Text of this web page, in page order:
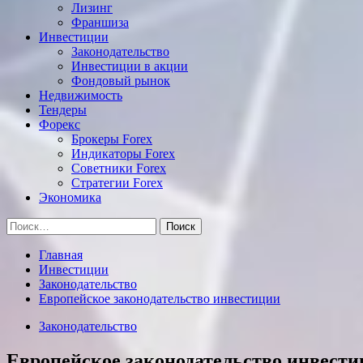
Лизинг
Франшиза
Инвестиции
Законодательство
Инвестиции в акции
Фондовый рынок
Недвижимость
Тендеры
Форекс
Брокеры Forex
Индикаторы Forex
Советники Forex
Стратегии Forex
Экономика
Найти:
Главная
Инвестиции
Законодательство
Европейское законодательство инвестиции
Законодательство